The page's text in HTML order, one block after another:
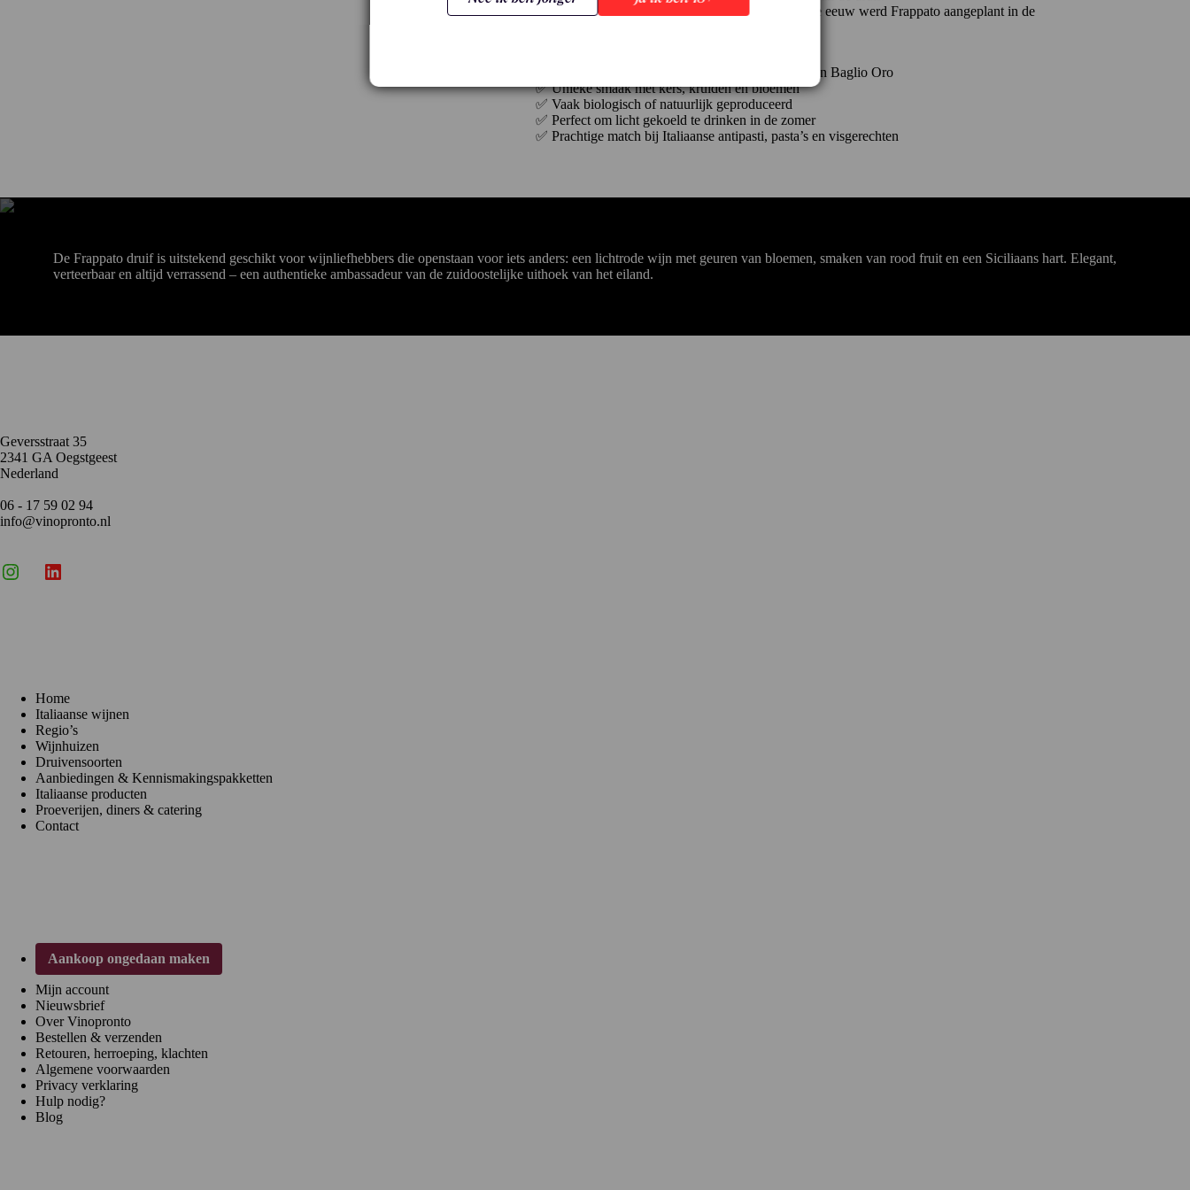
De druif heeft een lange historie: al in de 18e eeuw werd Frappato aangeplant in de
✅ Licht, fris en elegant rood uit Sicilië zoals die van Baglio Oro
✅ Unieke smaak met kers, kruiden en bloemen
✅ Vaak biologisch of natuurlijk geproduceerd
✅ Perfect om licht gekoeld te drinken in de zomer
✅ Prachtige match bij Italiaanse antipasti, pasta’s en visgerechten
De Frappato druif is uitstekend geschikt voor wijnliefhebbers die openstaan voor iets anders: een lichtrode wijn met geuren van bloemen, smaken van rood fruit en een Siciliaans hart. Elegant,
verteerbaar en altijd verrassend – een authentieke ambassadeur van de zuidoostelijke uithoek van het eiland.
Geversstraat 35
2341 GA Oegstgeest
Nederland
06 - 17 59 02 94
info@vinopronto.nl
InstagramLinkedIn
Home
Italiaanse wijnen
Regio’s
Wijnhuizen
Druivensoorten
Aanbiedingen & Kennismakingspakketten
Italiaanse producten
Proeverijen, diners & catering
Contact
Aankoop ongedaan maken
Mijn account
Nieuwsbrief
Over Vinopronto
Bestellen & verzenden
Retouren, herroeping, klachten
Algemene voorwaarden
Privacy verklaring
Hulp nodig?
Blog